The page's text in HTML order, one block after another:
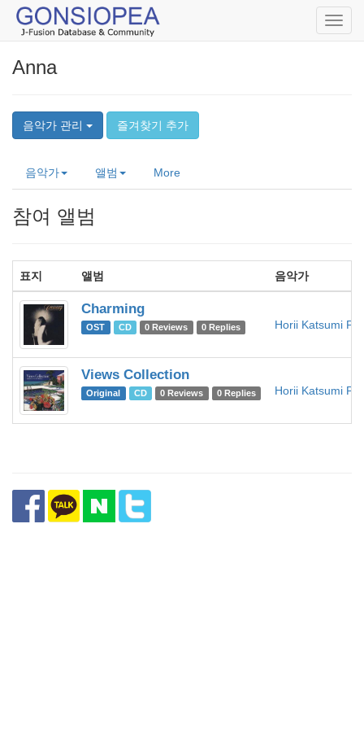
Anna
음악가 관리 즐겨찾기 추가
음악가 앨범 More
참여 앨범
표지 앨범 음악가
Charming
OST CD 0 Reviews 0 Replies Horii Katsumi
Views Collection
Original CD 0 Reviews 0 Replies Horii Katsumi